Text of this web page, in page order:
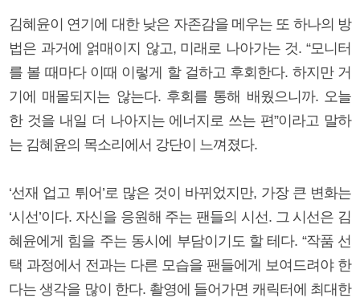
김혜윤이 연기에 대한 낮은 자존감을 메우는 또 하나의 방
법은 과거에 얽매이지 않고, 미래로 나아가는 것. “모니터
를 볼 때마다 이때 이렇게 할 걸하고 후회한다. 하지만 거
기에 매몰되지는 않는다. 후회를 통해 배웠으니까. 오늘
한 것을 내일 더 나아지는 에너지로 쓰는 편”이라고 말하
는 김혜윤의 목소리에서 강단이 느껴졌다.
‘선재 업고 튀어’로 많은 것이 바뀌었지만, 가장 큰 변화는
‘시선’이다. 자신을 응원해 주는 팬들의 시선. 그 시선은 김
혜윤에게 힘을 주는 동시에 부담이기도 할 테다. “작품 선
택 과정에서 전과는 다른 모습을 팬들에게 보여드려야 한
다는 생각을 많이 한다. 촬영에 들어가면 캐릭터에 최대한